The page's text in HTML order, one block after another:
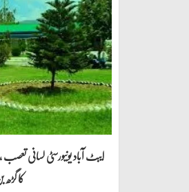
ایبٹ آباد یونیورسٹی لسانی
کا